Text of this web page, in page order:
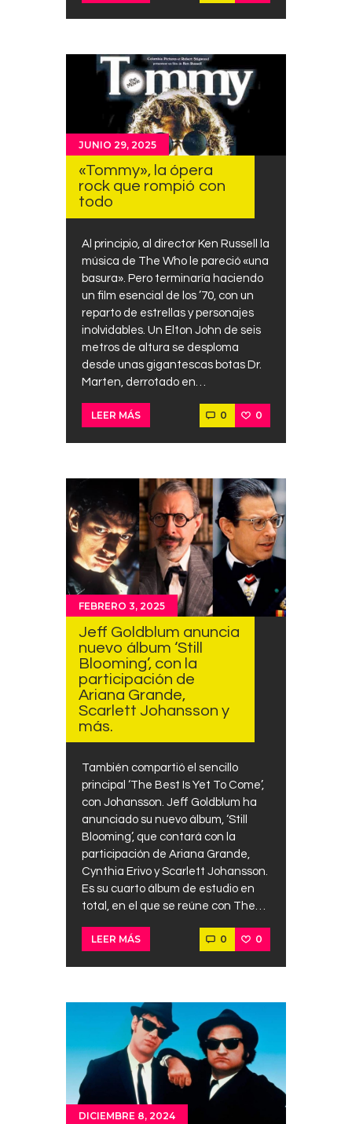
JUNIO 29, 2025
«Tommy», la ópera
rock que rompió con
todo
Al principio, al director Ken Russell la
música de The Who le pareció «una
basura». Pero terminaría haciendo
un film esencial de los ’70, con un
reparto de estrellas y personajes
inolvidables. Un Elton John de seis
metros de altura se desploma
desde unas gigantescas botas Dr.
Marten, derrotado en…
LEER MÁS 0 0
FEBRERO 3, 2025
Jeff Goldblum anuncia
nuevo álbum ‘Still
Blooming’, con la
participación de
Ariana Grande,
Scarlett Johansson y
más.
También compartió el sencillo
principal ‘The Best Is Yet To Come’,
con Johansson. Jeff Goldblum ha
anunciado su nuevo álbum, ‘Still
Blooming’, que contará con la
participación de Ariana Grande,
Cynthia Erivo y Scarlett Johansson.
Es su cuarto álbum de estudio en
total, en el que se reúne con The…
LEER MÁS 0 0
DICIEMBRE 8, 2024